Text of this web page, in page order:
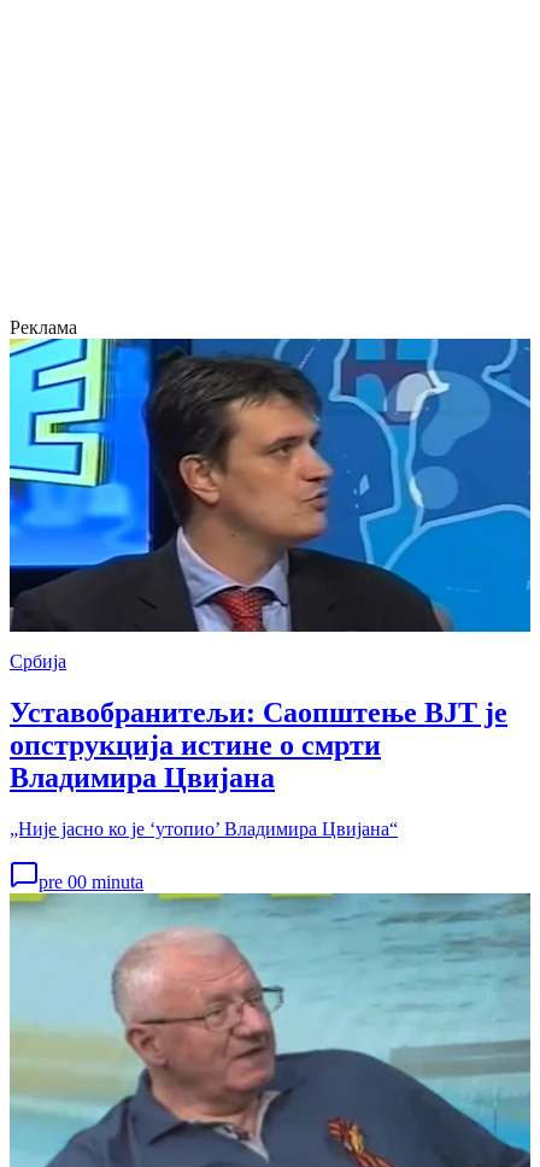
Реклама
Србија
Уставобранитељи: Саопштење ВЈТ је
опструкција истине о смрти
Владимира Цвијана
„Није јасно ко је ‘утопио’ Владимира Цвијана“
pre 00 minuta